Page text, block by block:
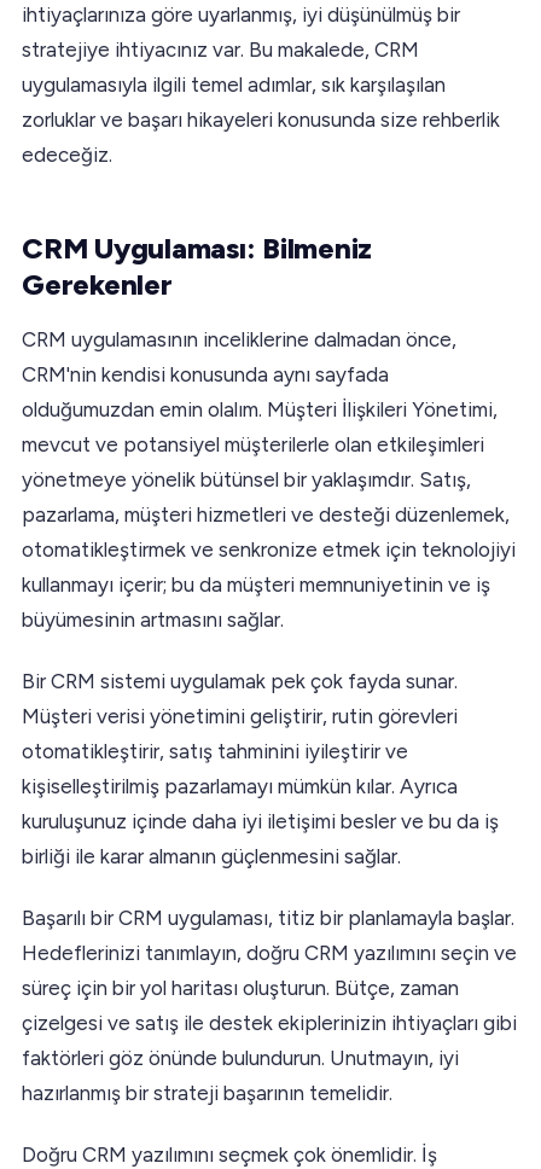
ihtiyaçlarınıza göre uyarlanmış, iyi düşünülmüş bir
stratejiye ihtiyacınız var. Bu makalede, CRM
uygulamasıyla ilgili temel adımlar, sık karşılaşılan
zorluklar ve başarı hikayeleri konusunda size rehberlik
edeceğiz.
CRM Uygulaması: Bilmeniz
Gerekenler
CRM uygulamasının inceliklerine dalmadan önce,
CRM'nin kendisi konusunda aynı sayfada
olduğumuzdan emin olalım. Müşteri İlişkileri Yönetimi,
mevcut ve potansiyel müşterilerle olan etkileşimleri
yönetmeye yönelik bütünsel bir yaklaşımdır. Satış,
pazarlama, müşteri hizmetleri ve desteği düzenlemek,
otomatikleştirmek ve senkronize etmek için teknolojiyi
kullanmayı içerir; bu da müşteri memnuniyetinin ve iş
büyümesinin artmasını sağlar.
Bir CRM sistemi uygulamak pek çok fayda sunar.
Müşteri verisi yönetimini geliştirir, rutin görevleri
otomatikleştirir, satış tahminini iyileştirir ve
kişiselleştirilmiş pazarlamayı mümkün kılar. Ayrıca
kuruluşunuz içinde daha iyi iletişimi besler ve bu da iş
birliği ile karar almanın güçlenmesini sağlar.
Başarılı bir CRM uygulaması, titiz bir planlamayla başlar.
Hedeflerinizi tanımlayın, doğru CRM yazılımını seçin ve
süreç için bir yol haritası oluşturun. Bütçe, zaman
çizelgesi ve satış ile destek ekiplerinizin ihtiyaçları gibi
faktörleri göz önünde bulundurun. Unutmayın, iyi
hazırlanmış bir strateji başarının temelidir.
Doğru CRM yazılımını seçmek çok önemlidir. İş